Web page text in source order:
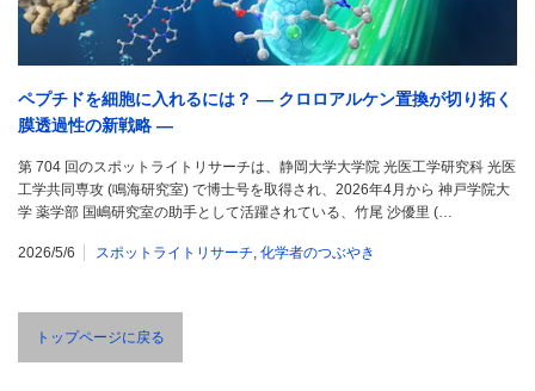
ペプチドを細胞に入れるには？ ― クロロアルケン置換が切り拓く
膜透過性の新戦略 ―
第 704 回のスポットライトリサーチは、静岡大学大学院 光医工学研究科 光医
工学共同専攻 (鳴海研究室) で博士号を取得され、2026年4月から 神戸学院大
学 薬学部 国嶋研究室の助手として活躍されている、竹尾 沙優里 (…
2026/5/6 スポットライトリサーチ 化学者のつぶやき
トップページに戻る